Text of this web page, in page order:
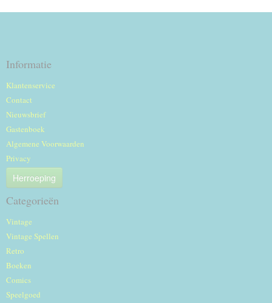
Informatie
Klantenservice
Contact
Nieuwsbrief
Gastenboek
Algemene Voorwaarden
Privacy
Herroeping
Categorieën
Vintage
Vintage Spellen
Retro
Boeken
Comics
Speelgoed